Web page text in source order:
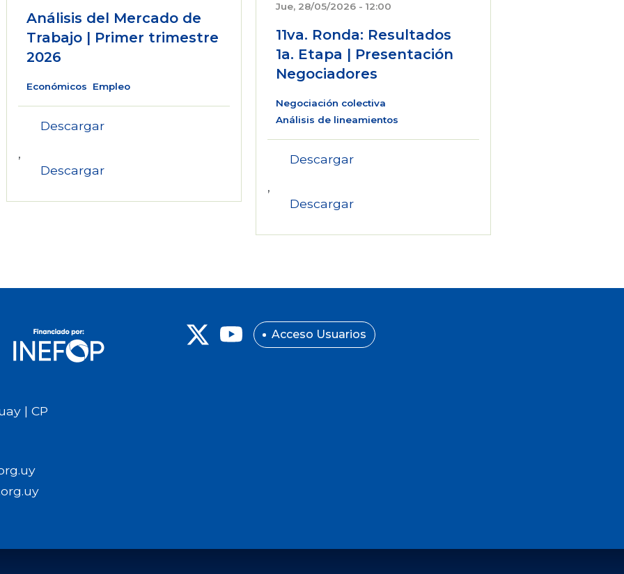
Análisis del Mercado de
Trabajo | Primer trimestre
2026
Económicos Empleo
Descargar
,
Descargar
Jue, 28/05/2026 - 12:00
11va. Ronda: Resultados
1a. Etapa | Presentación
Negociadores
Negociación colectiva
Análisis de lineamientos
Descargar
,
Descargar
Acceso Usuarios
| CP